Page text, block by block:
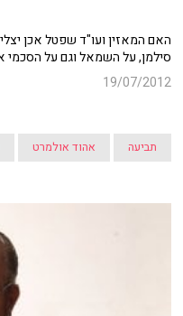
האם המאזין ועו"ד שפטל אכן
סילמן, על השמאל וגם על הסכמי
19/07/2012
תביעה אהוד אולמרט